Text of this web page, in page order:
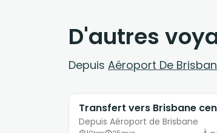
D'autres
Depuis Aéroport De
Transfert vers Brisbane
Depuis Aéroport de Brisbane